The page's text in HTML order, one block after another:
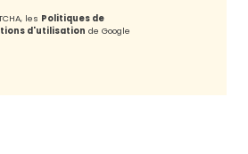
les Politiques de
d'utilisation de Google